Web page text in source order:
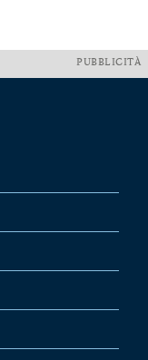
PUBBLICITÀ